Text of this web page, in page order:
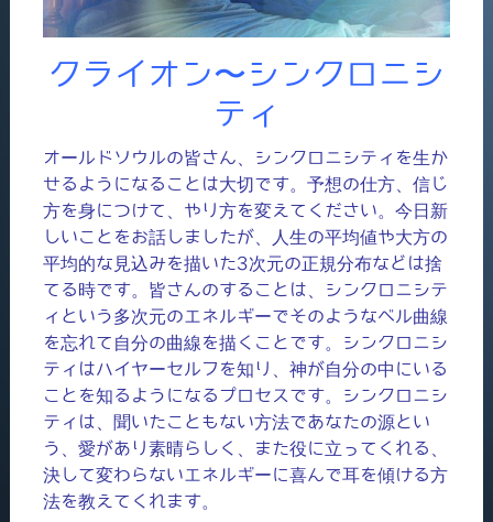
クライオン〜シンクロニシ
ティ
オールドソウルの皆さん、シンクロニシティを生か
せるようになることは大切です。予想の仕方、信じ
方を身につけて、やり方を変えてください。今日新
しいことをお話しましたが、人生の平均値や大方の
平均的な見込みを描いた3次元の正規分布などは捨
てる時です。皆さんのすることは、シンクロニシテ
ィという多次元のエネルギーでそのようなベル曲線
を忘れて自分の曲線を描くことです。シンクロニシ
ティはハイヤーセルフを知り、神が自分の中にいる
ことを知るようになるプロセスです。シンクロニシ
ティは、聞いたこともない方法であなたの源とい
う、愛があり素晴らしく、また役に立ってくれる、
決して変わらないエネルギーに喜んで耳を傾ける方
法を教えてくれます。